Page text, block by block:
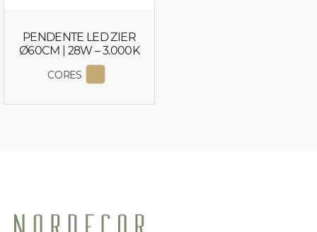
PENDENTE LED ZIER
Ø60CM | 28W – 3.000K
CORES EXIBIR COR 2867